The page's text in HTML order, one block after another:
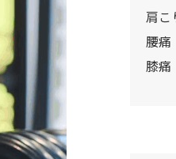
肩こ
腰痛
膝痛